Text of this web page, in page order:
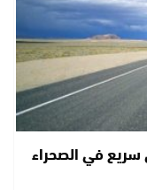
في الصحراء